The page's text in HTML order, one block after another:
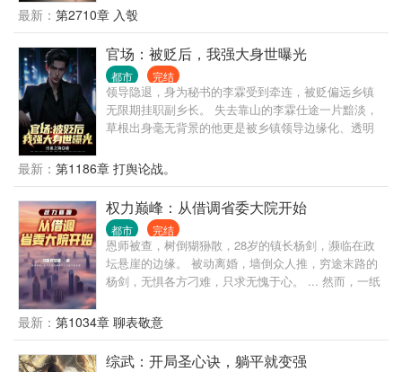
有官场博弈，有经济建设，有快意恩仇，自然也有个
人生活。 第四，不是和尚文，不是绿帽文，坚决不送
女。 第五，重生者最大的优势，就是能够预知未来，
每一次选择都是正确的。不但自己选择正确，还能帮
助领导选择正确。 一路正确，官无止境！
最新： 第2710章 入彀
官场：被贬后，我强大身世曝光
都市 完结
领导隐退，身为秘书的李霖受到牵连，被贬偏远乡镇
无限期挂职副乡长。 失去靠山的李霖仕途一片黯淡，
草根出身毫无背景的他更是被乡镇领导边缘化、透明
时，他的贵人从天而降，自此平步青云，无人能挡。
原来，他最大的靠山，竟然就是他自己！
最新： 第1186章 打舆论战。
权力巅峰：从借调省委大院开始
都市 完结
恩师被查，树倒猢狲散，28岁的镇长杨剑，濒临在政
坛悬崖的边缘。 被动离婚，墙倒众人推，穷途末路的
杨剑，无惧各方刁难，只求无愧于心。 ... 然而，一纸
入到了政治斗争的暴风眼。 ... 朝堂之上，如履薄冰，
一步之错，万丈深渊。 寒门子弟，杨剑：“真能走到对
岸吗？” ....
最新： 第1034章 聊表敬意
综武：开局圣心诀，躺平就变强